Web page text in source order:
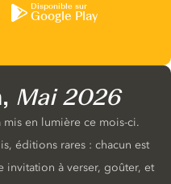
Disponible sur
Google Play
Mai 2026
en lumière ce mois-ci.
éditions rares : chacun est
invitation à verser, goûter, et